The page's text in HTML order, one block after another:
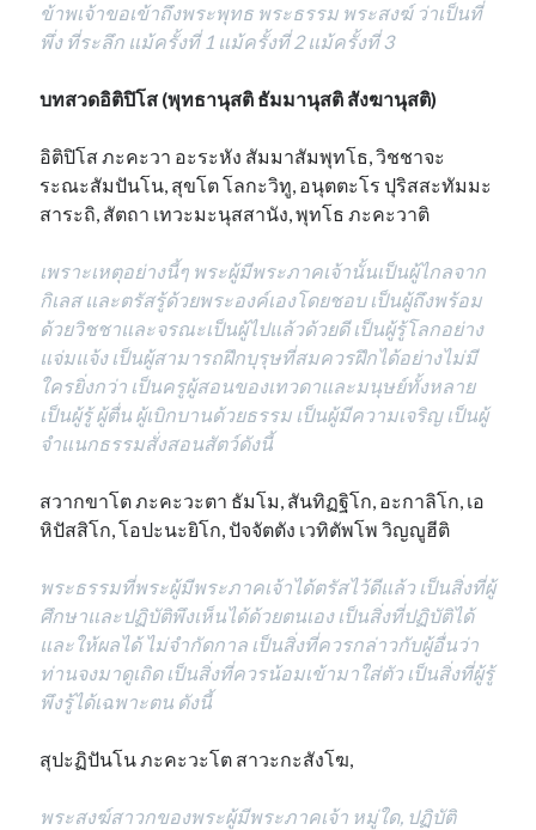
ข้าพเจ้าขอเข้าถึงพระพุทธ พระธรรม พระสงฆ์ ว่าเป็นที่
พึ่ง ที่ระลึก แม้ครั้งที่ 1 แม้ครั้งที่ 2 แม้ครั้งที่ 3
บทสวดอิติปิโส (พุทธานุสติ ธัมมานุสติ สังฆานุสติ)
อิติปิโส ภะคะวา อะระหัง สัมมาสัมพุทโธ, วิชชาจะ
ระณะสัมปันโน, สุขโต โลกะวิทู, อนุตตะโร ปุริสสะทัมมะ
สาระถิ, สัตถา เทวะมะนุสสานัง, พุทโธ ภะคะวาติ
เพราะเหตุอย่างนี้ๆ พระผู้มีพระภาคเจ้านั้นเป็นผู้ไกลจาก
กิเลส และตรัสรู้ด้วยพระองค์เองโดยชอบ เป็นผู้ถึงพร้อม
ด้วยวิชชาและจรณะเป็นผู้ไปแล้วด้วยดี เป็นผู้รู้โลกอย่าง
แจ่มแจ้ง เป็นผู้สามารถฝึกบุรุษที่สมควรฝึกได้อย่างไม่มี
ใครยิ่งกว่า เป็นครูผู้สอนของเทวดาและมนุษย์ทั้งหลาย
เป็นผู้รู้ ผู้ตื่น ผู้เบิกบานด้วยธรรม เป็นผู้มีความเจริญ เป็นผู้
จำแนกธรรมสั่งสอนสัตว์ดังนี้
สวากขาโต ภะคะวะตา ธัมโม, สันทิฏฐิโก, อะกาลิโก, เอ
หิปัสสิโก, โอปะนะยิโก, ปัจจัตตัง เวทิตัพโพ วิญญูฮีติ
พระธรรมที่พระผู้มีพระภาคเจ้าได้ตรัสไว้ดีแล้ว เป็นสิ่งที่ผู้
ศึกษาและปฏิบัติพึงเห็นได้ด้วยตนเอง เป็นสิ่งที่ปฏิบัติได้
และให้ผลได้ ไม่จำกัดกาล เป็นสิ่งที่ควรกล่าวกับผู้อื่นว่า
ท่านจงมาดูเถิด เป็นสิ่งที่ควรน้อมเข้ามาใส่ตัว เป็นสิ่งที่ผู้รู้
พึงรู้ได้เฉพาะตน ดังนี้
สุปะฏิปันโน ภะคะวะโต สาวะกะสังโฆ,
พระสงฆ์สาวกของพระผู้มีพระภาคเจ้า หมู่ใด, ปฏิบัติ